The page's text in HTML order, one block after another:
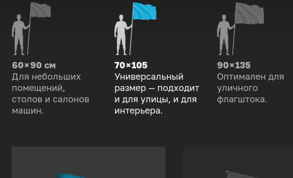
60 × 90 см
Для небольших
помещений,
столов и салонов
машин.
70 × 105
Универсальный
размер — подходит
и для улицы, и для
интерьера.
90 × 135
Оптимален для
уличного
флагштока.